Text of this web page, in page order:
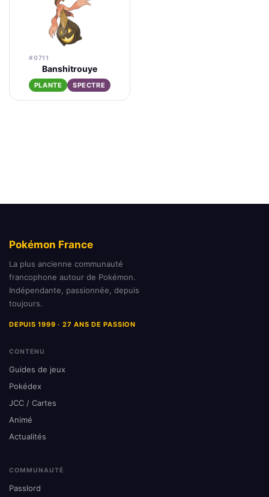
#0711
Banshitrouye
PLANTE SPECTRE
Pokémon France
La plus ancienne communauté
francophone autour de Pokémon.
Indépendante, passionnée, depuis
toujours.
DEPUIS 1999 · 27 ANS DE PASSION
CONTENU
Guides de jeux
Pokédex
JCC / Cartes
Animé
Actualités
COMMUNAUTÉ
Passlord